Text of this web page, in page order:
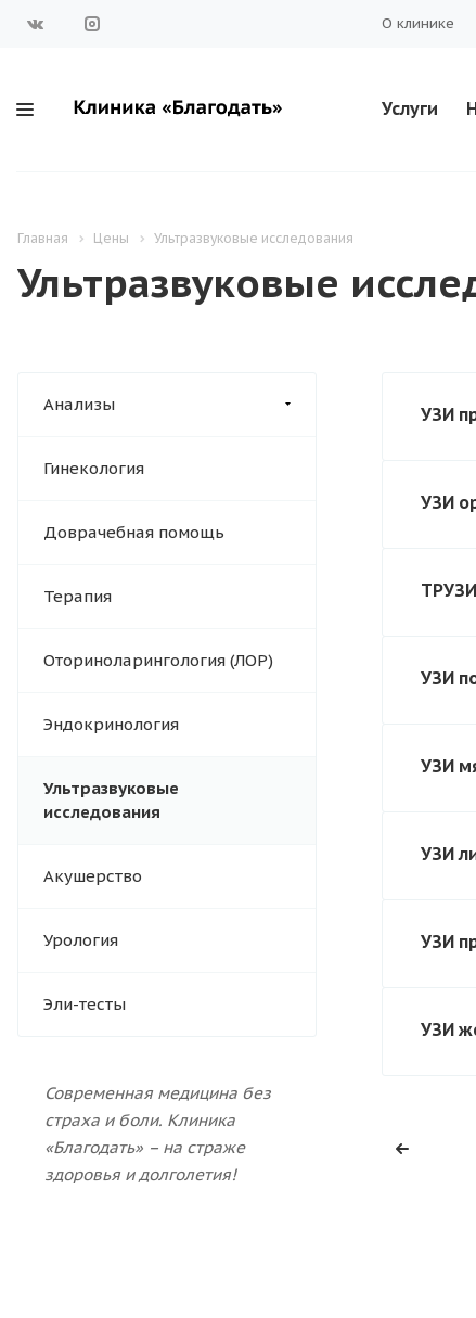
О клинике
Услуги
Главная Цены Ультразвуковые исследования
Ультразвуковые
Анализы
Гинекология
Доврачебная помощь
Терапия
Оториноларингология (ЛОР)
Эндокринология
Ультразвуковые
исследования
Акушерство
Урология
Эли-тесты
Современная медицина без
страха и боли. Клиника
«Благодать» – на страже
здоровья и долголетия!
УЗИ
УЗИ
УЗИ
УЗИ
УЗИ
УЗИ
УЗИ